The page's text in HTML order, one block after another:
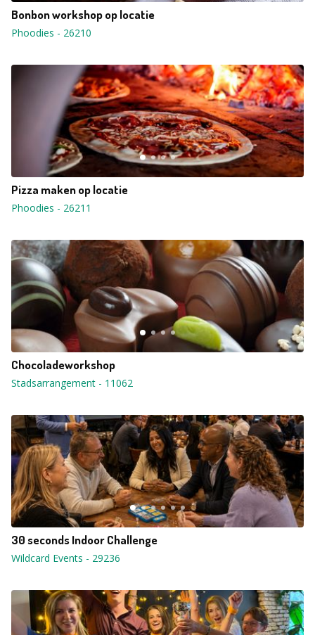
Bonbon workshop op locatie
Phoodies - 26210
Pizza maken op locatie
Phoodies - 26211
Chocoladeworkshop
Stadsarrangement - 11062
30 seconds Indoor Challenge
Wildcard Events - 29236